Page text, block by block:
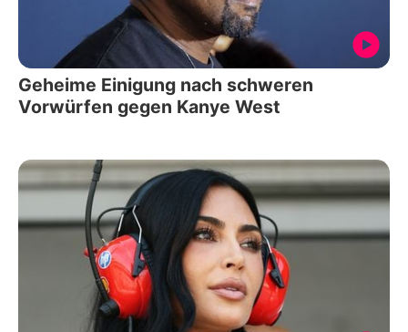
Geheime Einigung nach schweren
Vorwürfen gegen Kanye West